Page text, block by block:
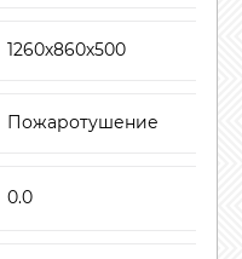
1260х860х500
Пожаротушение
0.0